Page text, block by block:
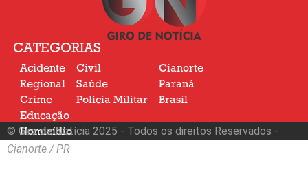
CATEGORIAS
Acidente
Regional
Crime
Civil
Saúde
Polícia Militar
Cianorte
Paraná
Brasil
Educação
Homicídio
Nacional
© Giro de Notícia 2025 - Todos os direitos Reservados -
Cianorte / PR